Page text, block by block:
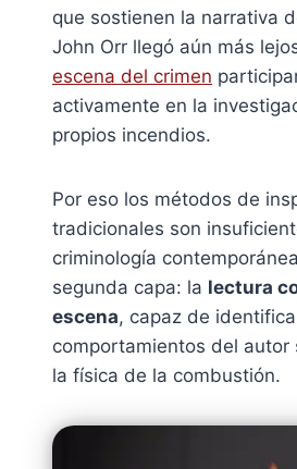
que sostienen la narrativa
John Orr llegó aún más
escena del crimen
activamente en la
propios incendios.
Por eso los métodos de
tradicionales son
criminología
segunda capa: la lectura
escena, capaz de
comportamientos del autor
la física de la combustión.